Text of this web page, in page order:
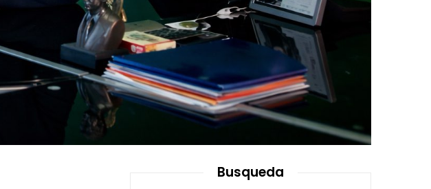
Busqueda